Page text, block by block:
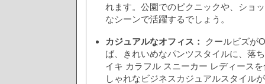
れます。公園でのピクニックや、ショ
なシーンで活躍するでしょう。
カジュアルなオフィス：
クールビズが
ば、きれいめなパンツスタイルに、落
イキ カラフル スニーカー レディース
しゃれなビジネスカジュアルスタイル